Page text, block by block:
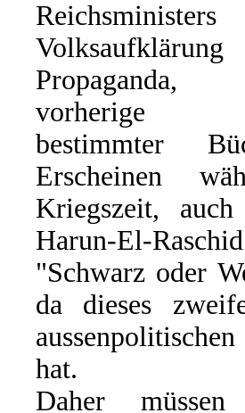
Propaganda,
vorherige
bestimmter
Erscheinen
Kriegszeit,
Harun-El-
"Schwarz oder
da dieses
hat.
Daher